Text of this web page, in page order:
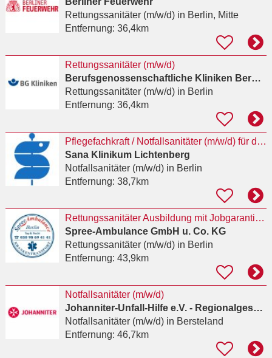
Rettungssanitäter (m/w/d)in Berlin, Mitte
Entfernung: 36,4km
Rettungssanitäter (m/w/d)
Berufsgenossenschaftliche Kliniken Bergmannstrost
Rettungssanitäter (m/w/d)in Berlin
Entfernung: 36,4km
Pflegefachkraft / Notfallsanitäter (m/w/d) für die Rettungsstelle
Sana Klinikum Lichtenberg
Notfallsanitäter (m/w/d)in Berlin
Entfernung: 38,7km
Rettungssanitäter Ausbildung mit Jobgarantie in 3 Monaten
Spree-Ambulance GmbH u. Co. KG
Rettungssanitäter (m/w/d)in Berlin
Entfernung: 43,9km
Notfallsanitäter (m/w/d)
Johanniter-Unfall-Hilfe e.V. - Regionalgeschäftsstelle Berlin
Notfallsanitäter (m/w/d)in Bersteland
Entfernung: 46,7km